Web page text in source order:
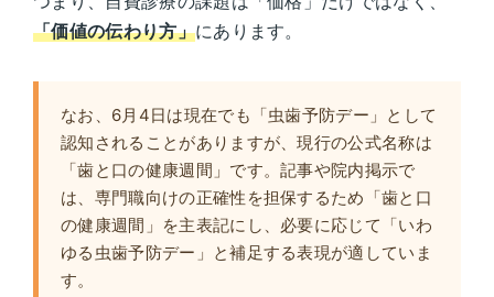
「価値の伝わり方」にあります。
なお、6月4日は現在でも「虫歯予防デー」として
認知されることがありますが、現行の公式名称は
「歯と口の健康週間」です。記事や院内掲示で
は、専門職向けの正確性を担保するため「歯と口
の健康週間」を主表記にし、必要に応じて「いわ
ゆる虫歯予防デー」と補足する表現が適していま
す。